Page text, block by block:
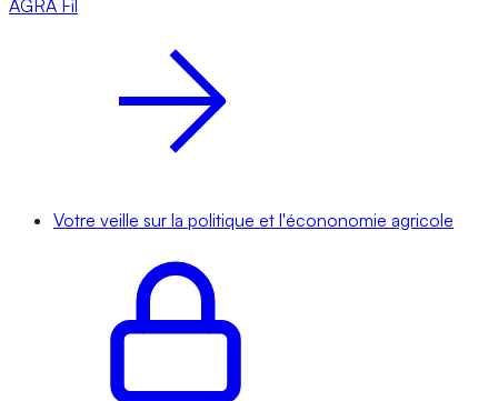
AGRA Fil
Votre veille sur la politique et l'écononomie agricole